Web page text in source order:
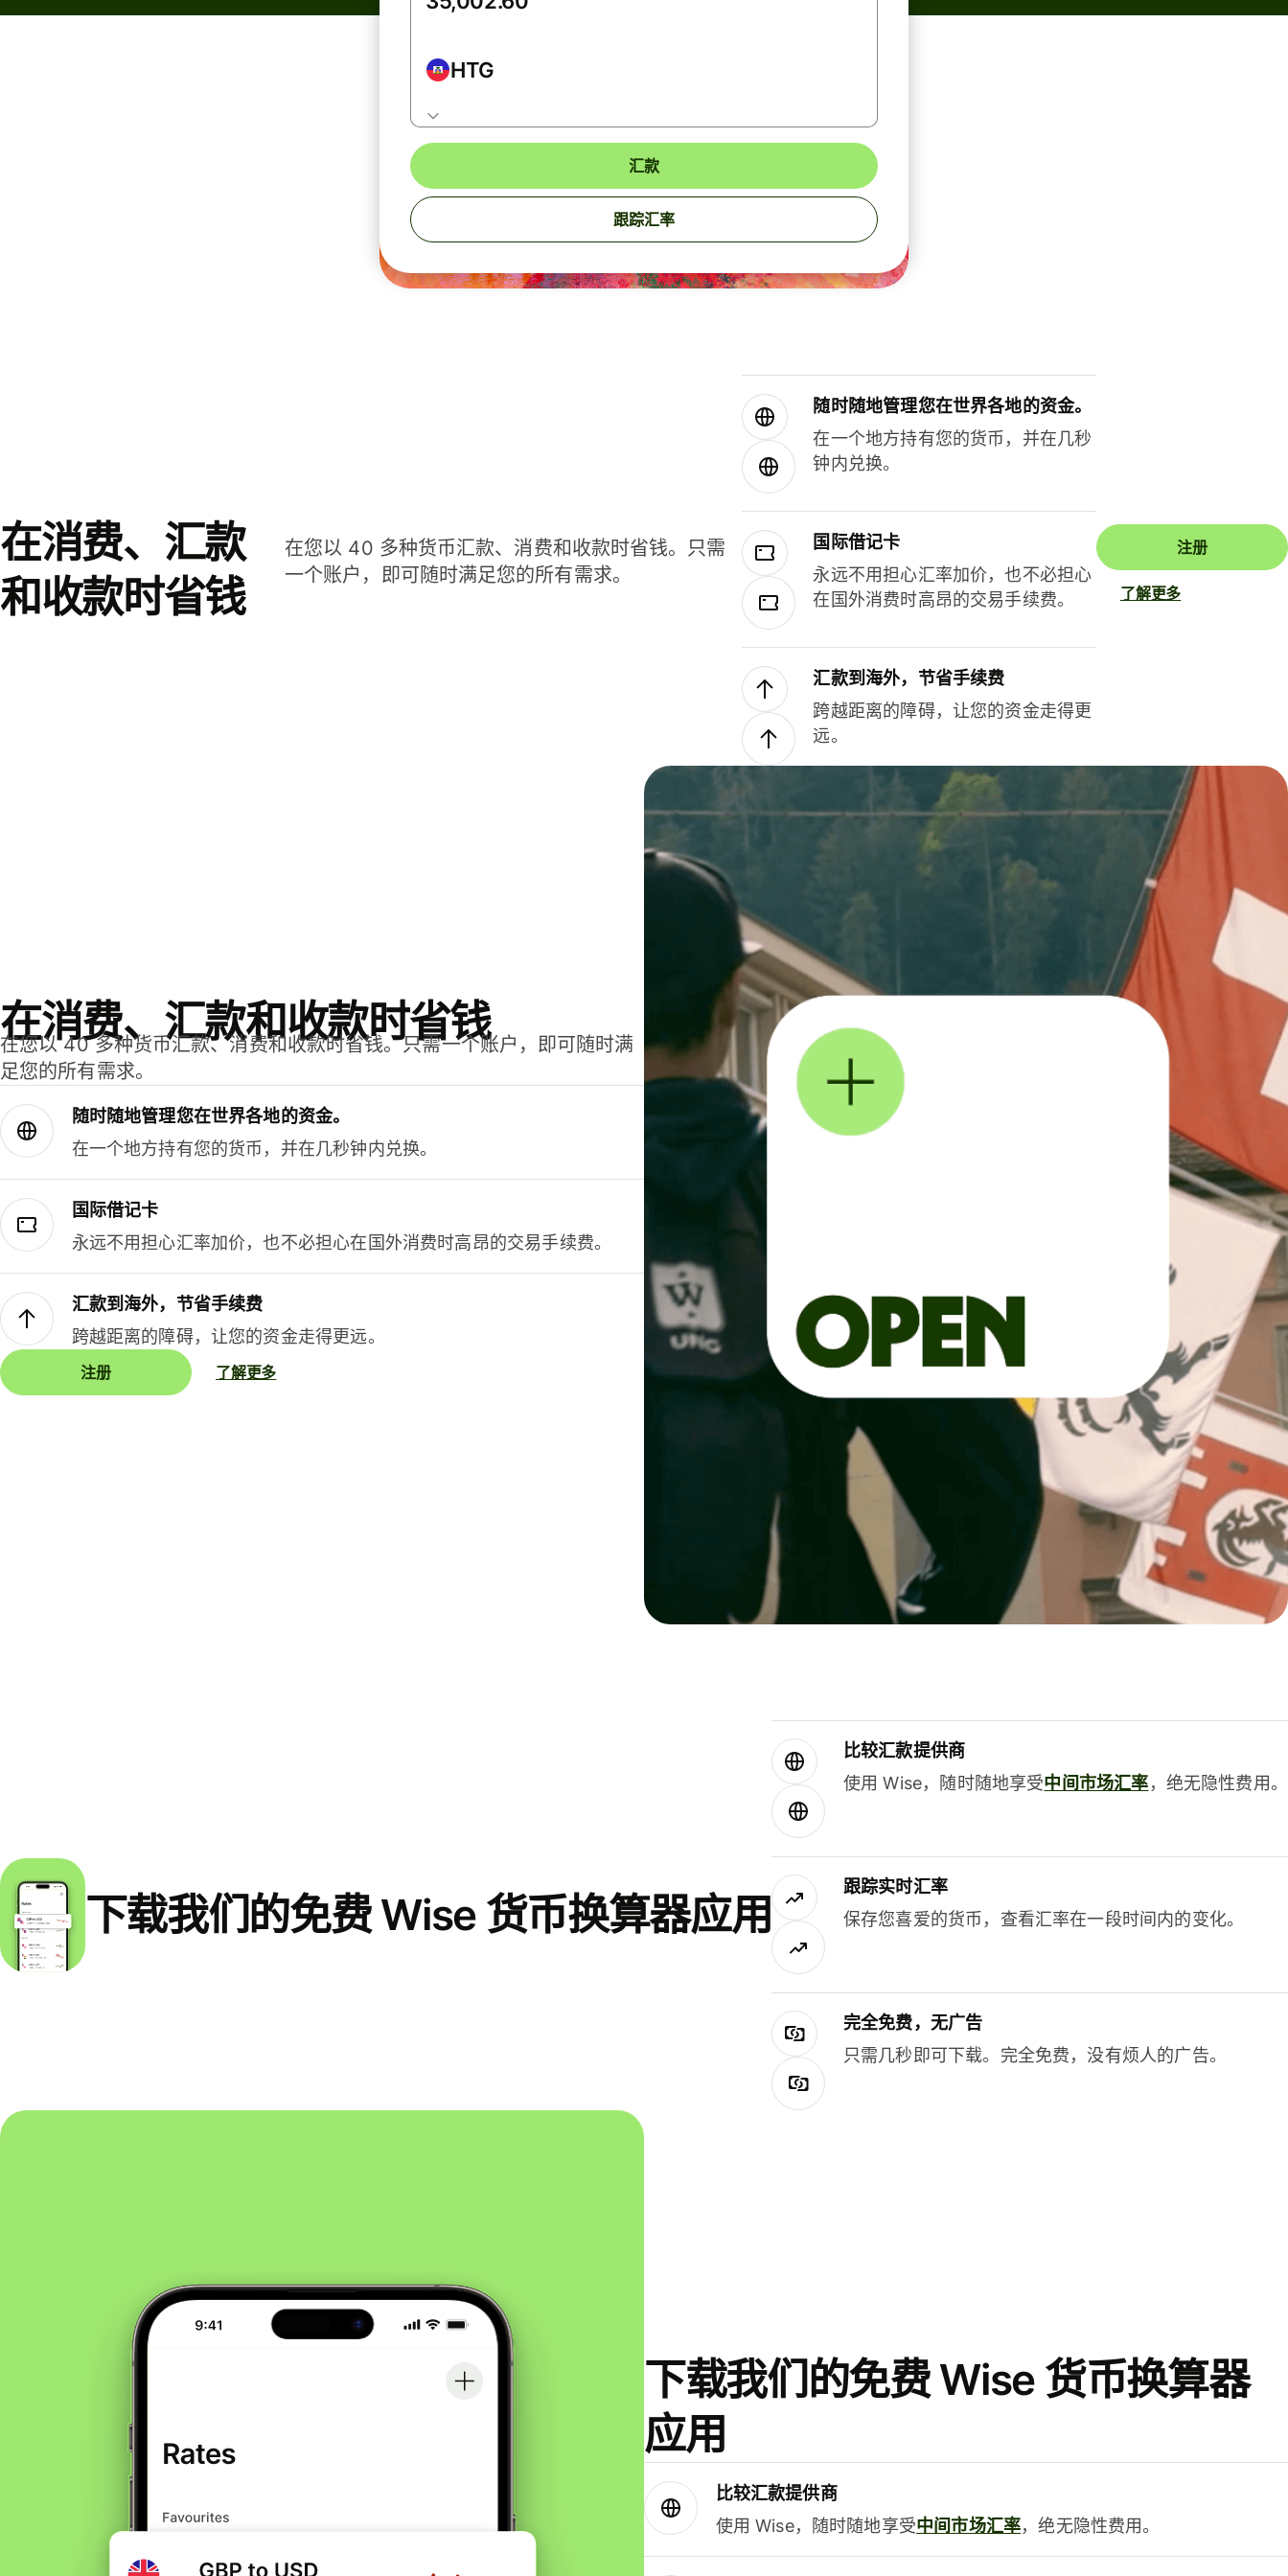
HTG
汇款
跟踪汇率
在消费、汇款
和收款时省钱
在您以 40 多种货币汇款、消费和收款时省钱。只需
一个账户，即可随时满足您的所有需求。
随时随地管理您在世界各地的资金。
在一个地方持有您的货币，并在几秒
钟内兑换。
国际借记卡
永远不用担心汇率加价，也不必担心
在国外消费时高昂的交易手续费。
汇款到海外，节省手续费
跨越距离的障碍，让您的资金走得更
远。
注册
了解更多
在消费、汇款和收款时省钱
在您以 40 多种货币汇款、消费和收款时省钱。只需一个账户，即可随时满
足您的所有需求。
随时随地管理您在世界各地的资金。
在一个地方持有您的货币，并在几秒钟内兑换。
国际借记卡
永远不用担心汇率加价，也不必担心在国外消费时高昂的交易手续费。
汇款到海外，节省手续费
跨越距离的障碍，让您的资金走得更远。
注册 了解更多
下载我们的免费 Wise 货币换算器应用
比较汇款提供商
使用 Wise，随时随地享受中间市场汇率，绝无隐性费用。
跟踪实时汇率
保存您喜爱的货币，查看汇率在一段时间内的变化。
完全免费，无广告
只需几秒即可下载。完全免费，没有烦人的广告。
下载我们的免费 Wise 货币换算器
应用
比较汇款提供商
使用 Wise，随时随地享受中间市场汇率，绝无隐性费用。